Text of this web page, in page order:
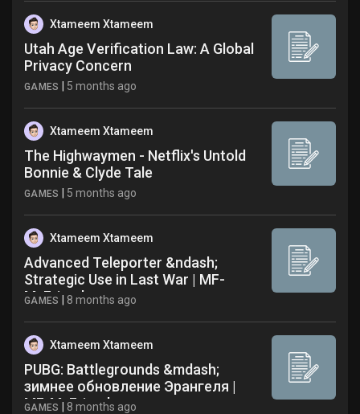
Xtameem Xtameem
Utah Age Verification Law: A Global
Privacy Concern
GAMES 5 months ago
Xtameem Xtameem
The Highwaymen - Netflix's Untold
Bonnie & Clyde Tale
GAMES 5 months ago
Xtameem Xtameem
Advanced Teleporter &ndash;
Strategic Use in Last War | MF-
MyFriend
GAMES 8 months ago
Xtameem Xtameem
PUBG: Battlegrounds &mdash;
зимнее обновление Эрангеля |
MF-MyFriend
GAMES 8 months ago